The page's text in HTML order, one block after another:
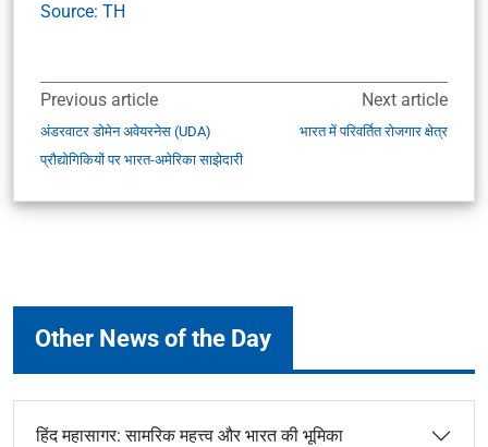
Source: TH
Previous article
अंडरवाटर डोमेन अवेयरनेस (UDA)
प्रौद्योगिकियों पर भारत-अमेरिका साझेदारी
Next article
भारत में परिवर्तित रोजगार क्षेत्र
Other News of the Day
हिंद महासागर: सामरिक महत्त्व और भारत की भूमिका